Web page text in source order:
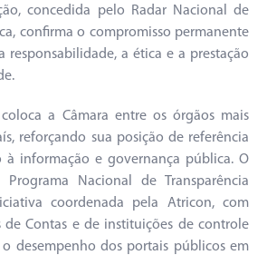
concedida pelo Radar Nacional de
confirma o compromisso permanente
responsabilidade, a ética e a prestação
a Câmara entre os órgãos mais
reforçando sua posição de referência
à informação e governança pública. O
Nacional de Transparência
coordenada pela Atricon, com
de Contas e de instituições de controle
desempenho dos portais públicos em